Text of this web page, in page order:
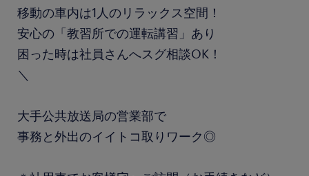
移動の車内は1人のリラックス空間！
安心の「教習所での運転講習」あり
困った時は社員さんへスグ相談OK！
＼
大手公共放送局の営業部で
事務と外出のイイトコ取りワーク◎